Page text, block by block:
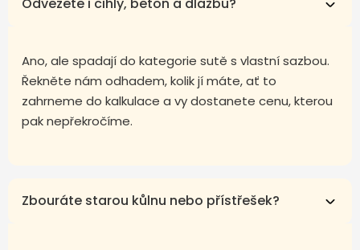
Ano, ale spadají do kategorie sutě s vlastní sazbou.
Řekněte nám odhadem, kolik jí máte, ať to
zahrneme do kalkulace a vy dostanete cenu, kterou
pak nepřekročíme.
Zbouráte starou kůlnu nebo přístřešek?